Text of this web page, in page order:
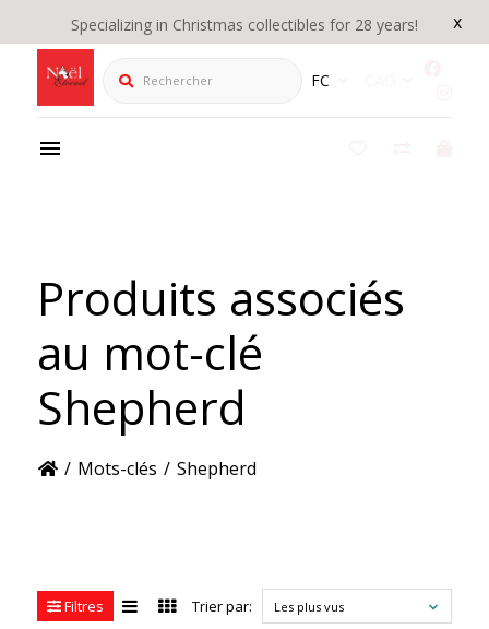
x
Specializing in Christmas collectibles for 28 years!
Rechercher FC
Produits associés
au mot-clé
Shepherd
/ Mots-clés / Shepherd
Filtres Trier par: Les plus vus